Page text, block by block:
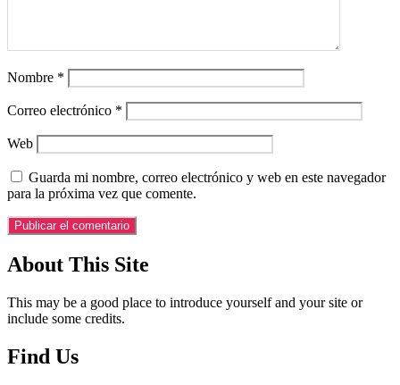
Nombre *
Correo electrónico *
Web
Guarda mi nombre, correo electrónico y web en este navegador
para la próxima vez que comente.
About This Site
This may be a good place to introduce yourself and your site or
include some credits.
Find Us